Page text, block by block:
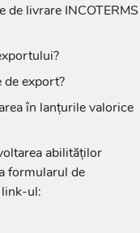
livrare INCOTERMS
de export?
în lanțurile valorice
abilităților
formularul de
ul: